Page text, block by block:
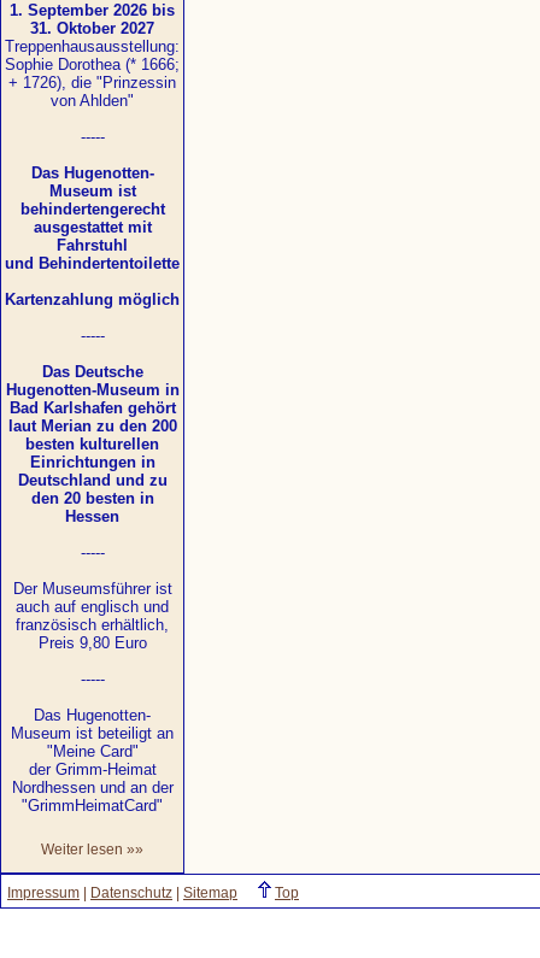
1. September 2026 bis
31. Oktober 2027
Treppenhausausstellung:
Sophie Dorothea (* 1666;
+ 1726), die "Prinzessin
von Ahlden"
-----
Das Hugenotten-
Museum ist
behindertengerecht
ausgestattet mit
Fahrstuhl
und Behindertentoilette
Kartenzahlung möglich
-----
Das Deutsche
Hugenotten-Museum in
Bad Karlshafen gehört
laut Merian zu den 200
besten kulturellen
Einrichtungen in
Deutschland und zu
den 20 besten in
Hessen
-----
Der Museumsführer ist
auch auf englisch und
französisch erhältlich,
Preis 9,80 Euro
-----
Das Hugenotten-
Museum ist beteiligt an
"Meine Card"
der Grimm-Heimat
Nordhessen und an der
"GrimmHeimatCard"
Weiter lesen »»
Impressum Datenschutz Sitemap Top